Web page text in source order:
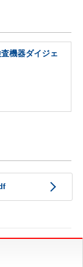
機器ダイジェ